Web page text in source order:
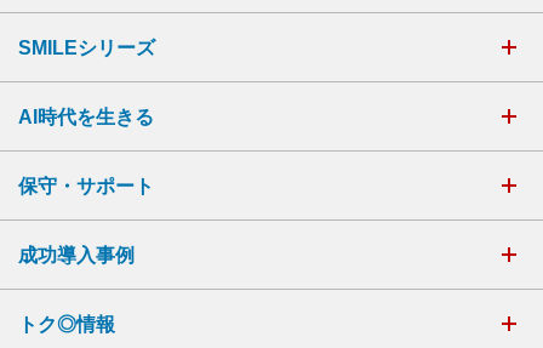
SMILEシリーズ
AI時代を生きる
保守・サポート
成功導入事例
トク◎情報